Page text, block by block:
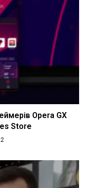
Opera GX
Store